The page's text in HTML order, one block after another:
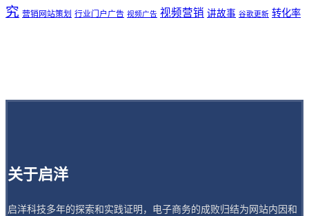
究 营销网站策划 行业门户广告 视频广告 视频营销 讲故事 谷歌更新 转化率
关于启洋
启洋科技多年的探索和实践证明，电子商务的成败归结为网站内因和